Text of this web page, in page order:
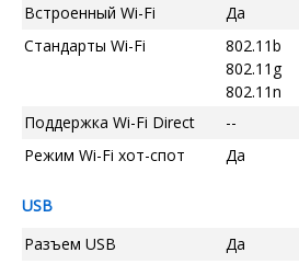
Встроенный Wi-Fi Да
Стандарты Wi-Fi
802.11b
802.11g
802.11n
Поддержка Wi-Fi Direct --
Режим Wi-Fi хот-спот
Да
USB
Разъем USB
Да